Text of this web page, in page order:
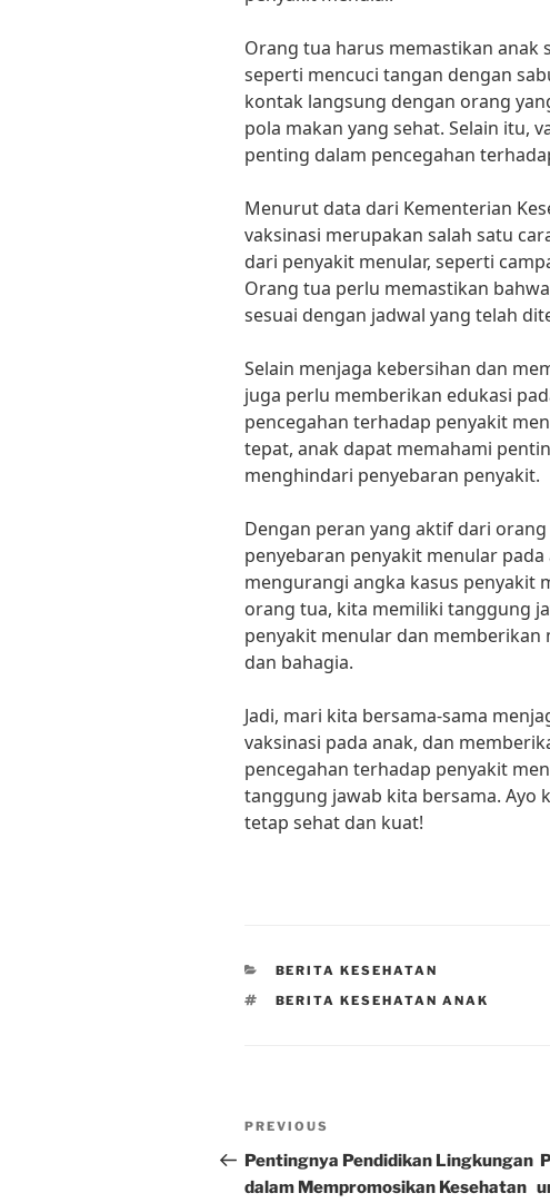
Orang tua harus memastikan anak
seperti mencuci tangan dengan
kontak langsung dengan orang
pola makan yang sehat. Selain itu,
penting dalam pencegahan
Menurut data dari Kementerian
vaksinasi merupakan salah satu
dari penyakit menular, seperti
Orang tua perlu memastikan
sesuai dengan jadwal yang telah
Selain menjaga kebersihan dan
juga perlu memberikan edukasi
pencegahan terhadap penyakit
tepat, anak dapat memahami
menghindari penyebaran penyakit.
Dengan peran yang aktif dari
penyebaran penyakit menular
mengurangi angka kasus penyakit
orang tua, kita memiliki tanggung
penyakit menular dan memberikan
dan bahagia.
Jadi, mari kita bersama-sama
vaksinasi pada anak, dan
pencegahan terhadap penyakit
tanggung jawab kita bersama. Ayo
tetap sehat dan kuat!
CATEGORIES
BERITA KESEHATAN
TAGS
BERITA KESEHATAN ANAK
Post
navigation
Previous
Post
PREVIOUS
Pentingnya Pendidikan Lingkungan
dalam Mempromosikan Kesehatan